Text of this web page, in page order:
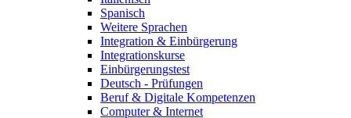
Spanisch
Weitere Sprachen
Integration & Einbürgerung
Integrationskurse
Einbürgerungstest
Deutsch - Prüfungen
Beruf & Digitale Kompetenzen
Computer & Internet